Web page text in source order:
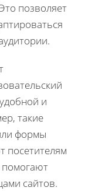
позволяет
и
такие
формы
посетителям
помогают
сайтов.